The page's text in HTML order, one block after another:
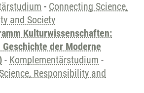
- Connecting Science,
and Society
Kulturwissenschaften:
der Moderne
- Komplementärstudium -
Responsibility and